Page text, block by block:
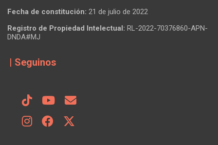
Fecha de constitución: 21 de julio de 2022
Registro de Propiedad Intelectual: RL-2022-70376860-APN-
DNDA#MJ
| Seguinos